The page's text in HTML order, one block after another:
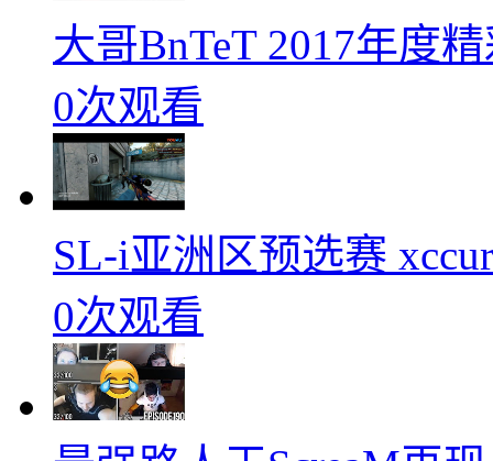
大哥BnTeT 2017年度
0次观看
SL-i亚洲区预选赛
0次观看